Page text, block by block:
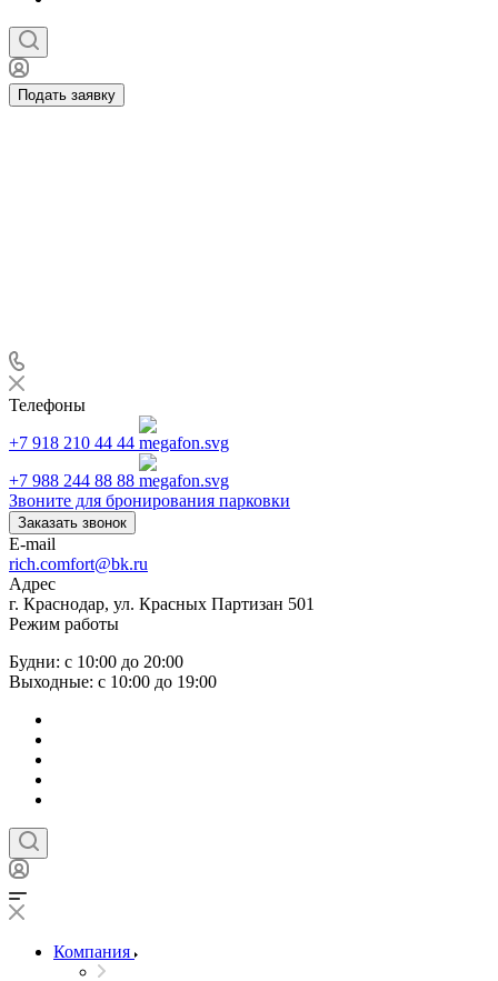
Подать заявку
Телефоны
+7 918 210 44 44
+7 988 244 88 88
Звоните для бронирования парковки
Заказать звонок
E-mail
rich.comfort@bk.ru
Адрес
г. Краснодар, ул. Красных Партизан 501
Режим работы
Будни: с 10:00 до 20:00
Выходные: с 10:00 до 19:00
Компания